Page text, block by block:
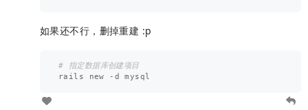
如果还不行，删掉重建 :p
# 指定数据库创建项目
rails
new - d mysql